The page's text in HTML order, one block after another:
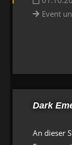
Event
Dark
An dieser